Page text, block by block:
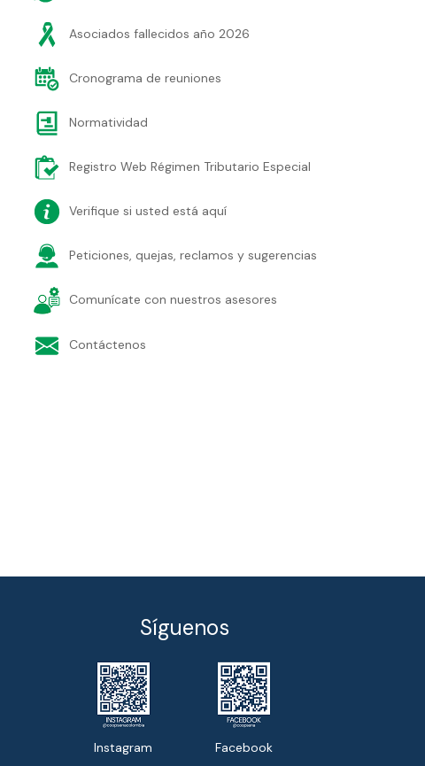
Asociados fallecidos año 2026
Cronograma de reuniones
Normatividad
Registro Web Régimen Tributario Especial
Verifique si usted está aquí
Peticiones, quejas, reclamos y sugerencias
Comunícate con nuestros asesores
Contáctenos
Síguenos
Instagram Facebook